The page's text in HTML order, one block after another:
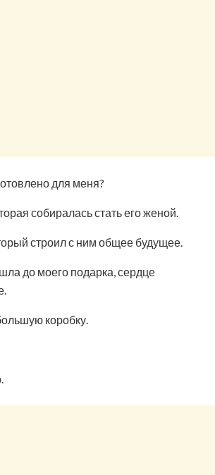
для меня?
собиралась стать его женой.
строил с ним общее будущее.
до моего подарка, сердце
коробку.